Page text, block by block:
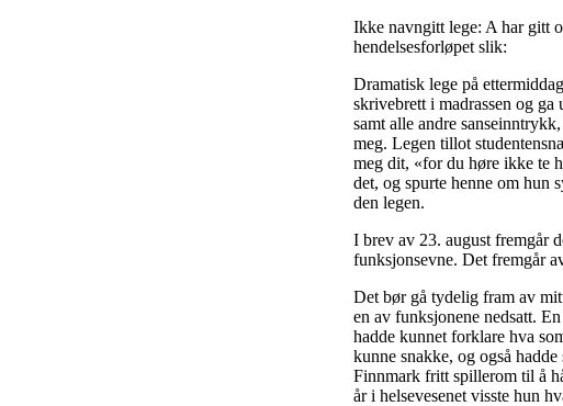
Ikke navngitt lege: A har gitt
hendelsesforløpet slik:
Dramatisk lege på
skrivebrett i madrassen og
samt alle andre
meg. Legen tillot
meg dit, «for du høre ikke te
det, og spurte henne om hun
den legen.
I brev av 23. august fremgår
funksjonsevne. Det fremgår
Det bør gå tydelig fram av
en av funksjonene nedsatt.
hadde kunnet forklare hva
kunne snakke, og også
Finnmark fritt spillerom til å
år i helsevesenet visste hun